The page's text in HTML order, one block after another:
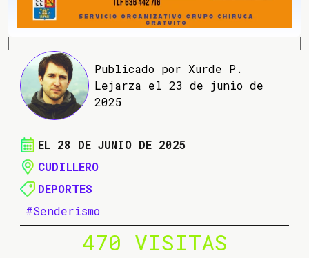
Publicado por Xurde P.
Lejarza el 23 de junio de
2025
EL 28 DE JUNIO DE 2025
CUDILLERO
DEPORTES
#Senderismo
470 VISITAS